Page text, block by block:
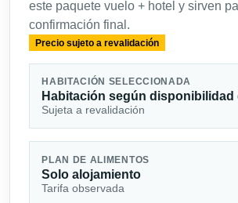
este paquete vuelo + hotel y sirven
confirmación final.
Precio sujeto a revalidación
HABITACIÓN SELECCIONADA
Habitación según disponibilidad
Sujeta a revalidación
PLAN DE ALIMENTOS
Solo alojamiento
Tarifa observada